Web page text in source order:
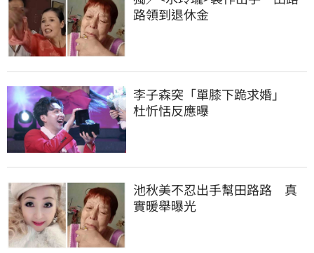
路領到退休金
李子森突「單膝下跪求婚」
杜忻恬反應曝
池秋美不忍出手幫田路路　真
實暖舉曝光